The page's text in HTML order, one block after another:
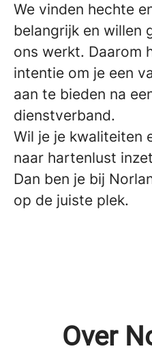
We vinden hechte
belangrijk en willen
ons werkt. Daarom
intentie om je een
aan te bieden na
dienstverband.
Wil je je kwaliteiten
naar hartenlust
Dan ben je bij
op de juiste plek.
Over